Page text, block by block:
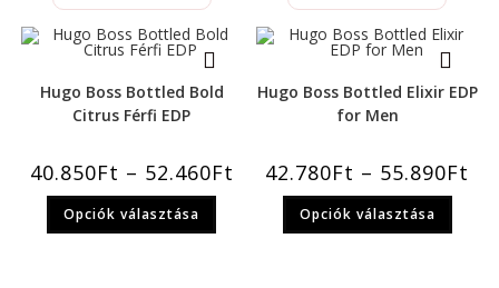
Hugo Boss Bottled Bold
Citrus Férfi EDP
40.850Ft – 52.460Ft
Opciók választása
Hugo Boss Bottled Elixir EDP
for Men
42.780Ft – 55.890Ft
Opciók választása